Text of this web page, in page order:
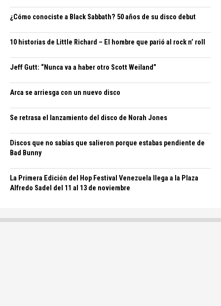
¿Cómo conociste a Black Sabbath? 50 años de su disco debut
10 historias de Little Richard – El hombre que parió al rock n’ roll
Jeff Gutt: “Nunca va a haber otro Scott Weiland”
Arca se arriesga con un nuevo disco
Se retrasa el lanzamiento del disco de Norah Jones
Discos que no sabías que salieron porque estabas pendiente de
Bad Bunny
La Primera Edición del Hop Festival Venezuela llega a la Plaza
Alfredo Sadel del 11 al 13 de noviembre